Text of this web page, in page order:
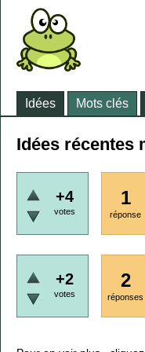
Idées Mots clés
Idées récentes
+4
votes
1
réponse
+2
votes
2
réponses